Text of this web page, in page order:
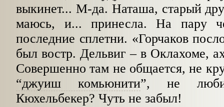
выкинет... М-да. Наташа, старый
маюсь, и... принесла. На пару
последние сплетни. «Горчаков
был востр. Дельвиг–в Оклахоме,
Совершенно там не общается, не
“джуиш комьюнити”, не любит
Кюхельбекер? Чуть не забыл!